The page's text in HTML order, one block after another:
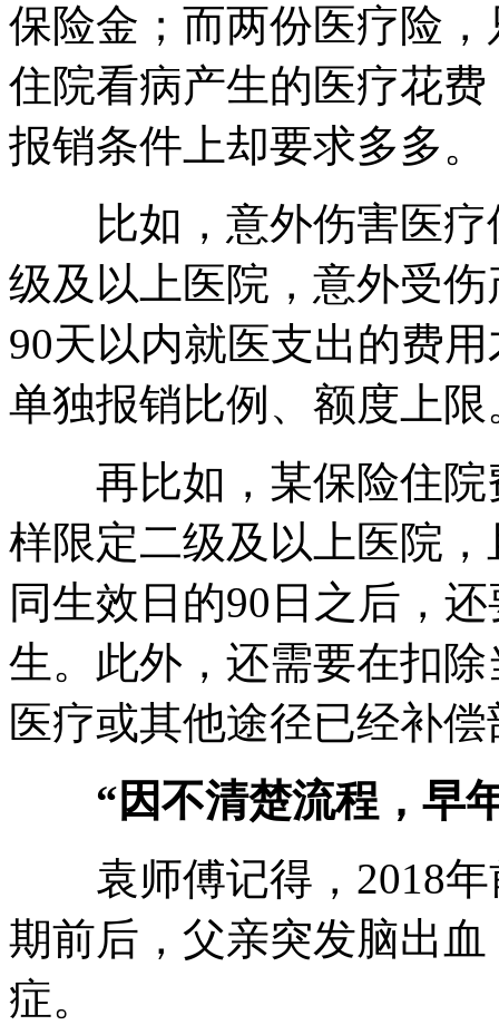
保险金；而两份医疗险
住院看病产生的医疗花
报销条件上却要求多多。
比如，意外伤害医疗
级及以上医院，意外受
90天以内就医支出的费
单独报销比例、额度上限
再比如，某保险住院
样限定二级及以上医院
同生效日的90日之后，
生。此外，还需要在扣
医疗或其他途径已经补
“因不清楚流程，早
袁师傅记得，2018年
期前后，父亲突发脑出
症。